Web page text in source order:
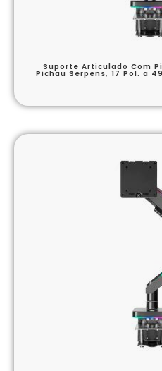
Suporte Articulado Com
Pichau Serpens, 17 Pol. a